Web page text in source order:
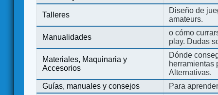
Talleres
Diseño de
amateurs.
Manualidades
o cómo
play. Dudas
Materiales, Maquinaria y
Accesorios
Dónde
herramientas
Alternativas.
Guías, manuales y consejos
Para